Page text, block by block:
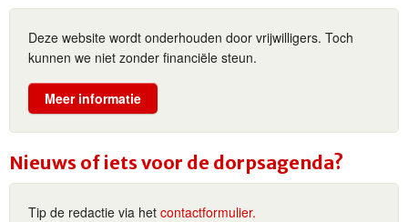
Deze website wordt onderhouden door vrijwilligers. Toch
kunnen we niet zonder financiële steun.
Meer informatie
Nieuws of iets voor de dorpsagenda?
Tip de redactie via het contactformulier.